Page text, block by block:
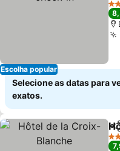
Escolha popular
2
Selecione as datas para
exatos.
2